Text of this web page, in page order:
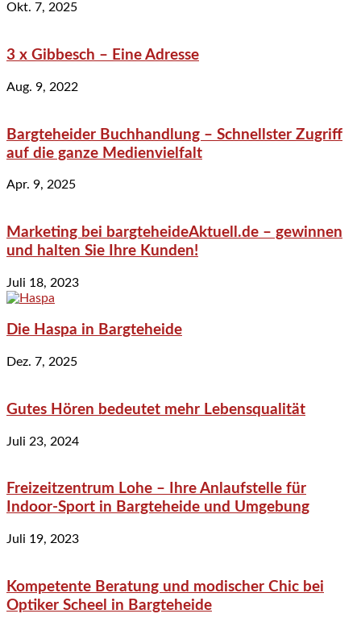
Okt. 7, 2025
3 x Gibbesch – Eine Adresse
Aug. 9, 2022
Bargteheider Buchhandlung – Schnellster Zugriff
auf die ganze Medienvielfalt
Apr. 9, 2025
Marketing bei bargteheideAktuell.de – gewinnen
und halten Sie Ihre Kunden!
Juli 18, 2023
Die Haspa in Bargteheide
Dez. 7, 2025
Gutes Hören bedeutet mehr Lebensqualität
Juli 23, 2024
Freizeitzentrum Lohe – Ihre Anlaufstelle für
Indoor-Sport in Bargteheide und Umgebung
Juli 19, 2023
Kompetente Beratung und modischer Chic bei
Optiker Scheel in Bargteheide